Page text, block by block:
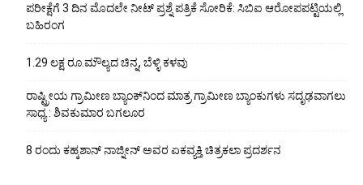
ಪರೀಕ್ಷೆಗೆ 3 ದಿನ ಮೊದಲೇ ನೀಟ್ ಪ್ರಶ್ನೆ ಪತ್ರಿಕೆ ಸೋರಿಕೆ: ಸಿಬಿಐ ಆರೋಪಪಟ್ಟಿಯಲ್ಲಿ
ಬಹಿರಂಗ
1.29 ಲಕ್ಷ ರೂ.ಮೌಲ್ಯದ ಚಿನ್ನ, ಬೆಳ್ಳಿ ಕಳವು
ರಾಷ್ಟ್ರೀಯ ಗ್ರಾಮೀಣ ಬ್ಯಾಂಕ್‍ನಿಂದ ಮಾತ್ರ ಗ್ರಾಮೀಣ ಬ್ಯಾಂಕುಗಳು ಸದೃಢವಾಗಲು
ಸಾಧ್ಯ : ಶಿವಕುಮಾರ ಬಗಲೂರ
8 ರಂದು ಕಹ್ಕಶಾನ್ ನಾಜ್ನೀನ್ ಅವರ ಏಕವ್ಯಕ್ತಿ ಚಿತ್ರಕಲಾ ಪ್ರದರ್ಶನ